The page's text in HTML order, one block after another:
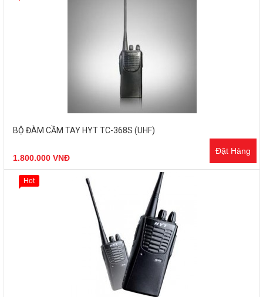
BỘ ĐÀM CẦM TAY HYT TC-368S (UHF)
1.800.000 VNĐ
Đặt Hàng
Hot